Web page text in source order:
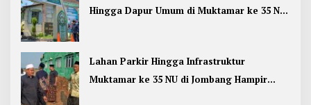
Hingga Dapur Umum di Muktamar ke 35 NU
Lahan Parkir Hingga Infrastruktur
Muktamar ke 35 NU di Jombang Hampir